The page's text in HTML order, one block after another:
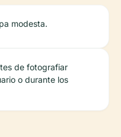
modesta.
de fotografiar
o durante los